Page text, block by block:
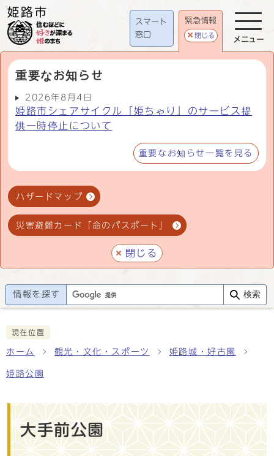
スマート
窓口
緊急情報
閉じる
重要なお知らせ
2026年8月4日
姫路市シェアサイクル「姫ちゃり」のサービス提
供一時停止について
重要なお知らせ一覧を見る
ハザードマップ
災害避難カード「命のパスポート」
閉じる
メニュー
情報を探す 検索
現在位置
ホーム 観光・文化・スポーツ 姫路城・好古園
姫路公園
大手前公園